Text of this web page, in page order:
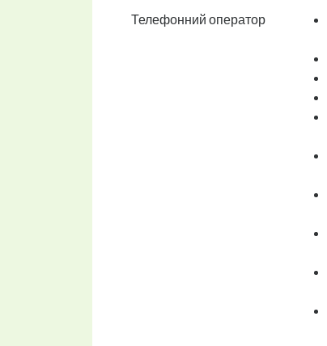
Телефонний оператор